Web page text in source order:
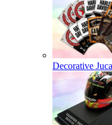
Decorative